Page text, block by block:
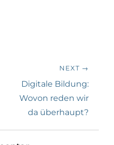
NEXT →
Next
post:
Digitale Bildung:
Wovon reden wir
da überhaupt?